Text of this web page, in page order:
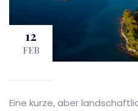
12
FEB
Eine kurze, aber